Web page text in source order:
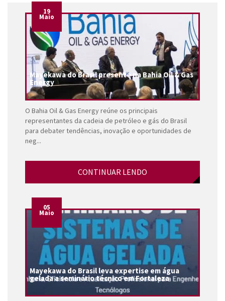
19
Maio
Mayekawa do Brasil presente na Bahia Oil & Gas
Energy
O Bahia Oil & Gas Energy reúne os principais
representantes da cadeia de petróleo e gás do Brasil
para debater tendências, inovação e oportunidades de
neg...
CONTINUAR LENDO
05
Maio
Mayekawa do Brasil leva expertise em água
gelada a seminário técnico em Fortaleza